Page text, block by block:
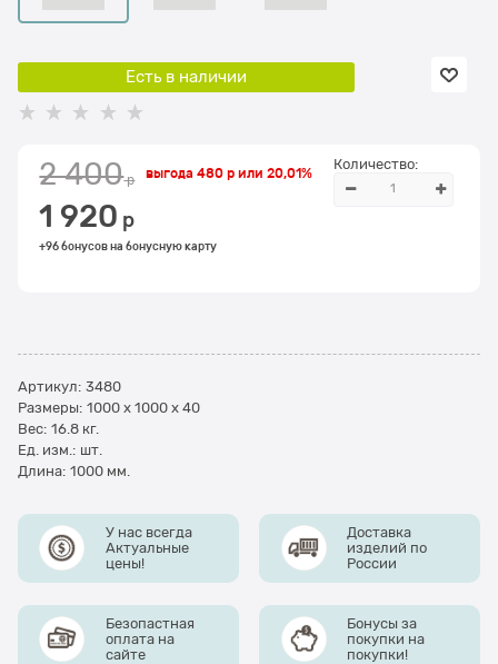
Есть в наличии
2 400 р
1 920 р
выгода 480 рили 20,01%
+96 бонусов на бонусную карту
Количество:
Артикул: 3480
Размеры: 1000 x 1000 x 40
Вес: 16.8 кг.
Ед. изм.: шт.
Длина: 1000 мм.
У нас всегда
Актуальные
цены!
Доставка
изделий по
России
Безопастная
оплата на
сайте
Бонусы за
покупки на
покупки!